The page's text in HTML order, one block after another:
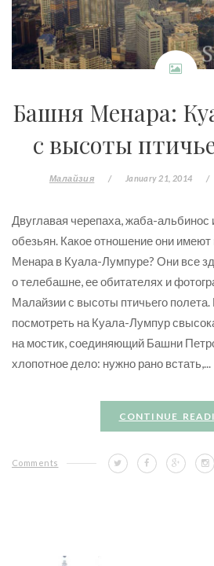
Башня Менара:
с высоты
Малайзия / January 21, 2014 /
Двуглавая черепаха, жаба-альбинос
обезьян. Какое отношение они
Менара в Куала-Лумпуре? Они все
о телебашне, ее обитателях и
Малайзии с высоты птичьего
посмотреть на Куала-Лумпур
на мостик, соединяющий Башни
хлопотное дело: нужно рано встать,...
CONTINUE
Comments